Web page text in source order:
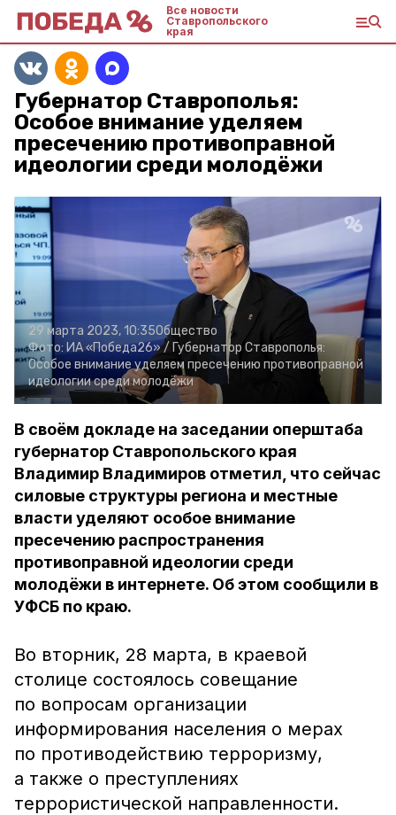
Все новости
Ставропольского
края
Губернатор Ставрополья:
Особое внимание уделяем
пресечению противоправной
идеологии среди молодёжи
29 марта 2023, 10:35Общество
Фото: ИА «Победа26» / Губернатор Ставрополья:
Особое внимание уделяем пресечению противоправной
идеологии среди молодёжи
В своём докладе на заседании оперштаба
губернатор Ставропольского края
Владимир Владимиров отметил, что сейчас
силовые структуры региона и местные
власти уделяют особое внимание
пресечению распространения
противоправной идеологии среди
молодёжи в интернете. Об этом сообщили в
УФСБ по краю.
Во вторник, 28 марта, в краевой
столице состоялось совещание
по вопросам организации
информирования населения о мерах
по противодействию терроризму,
а также о преступлениях
террористической направленности.